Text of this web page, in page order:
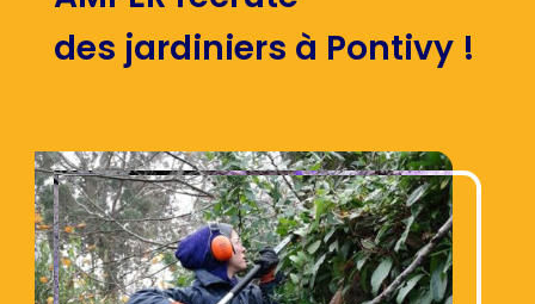
des jardiniers à Pontivy !